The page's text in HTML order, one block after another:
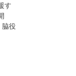
す
役